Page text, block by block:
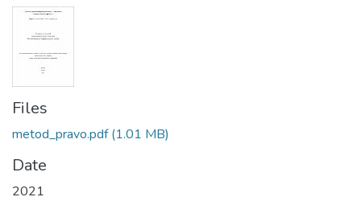
Files
metod_pravo.pdf(1.01 MB)
Date
2021